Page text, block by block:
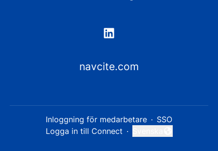
navcite.com
Inloggning för medarbetare · SSO
Logga in till Connect ·
Byt språk